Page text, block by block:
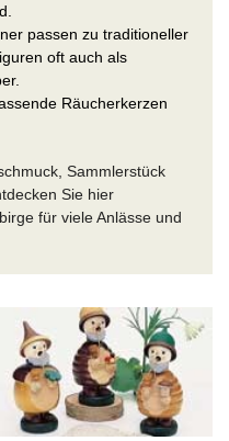
passen zu traditioneller
oft auch als
Räucherkerzen
Sammlerstück
Sie hier
für viele Anlässe und